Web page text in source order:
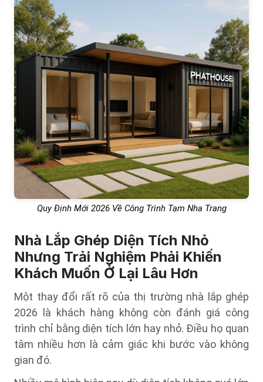
Quy Định Mới 2026 Về Công Trình Tạm Nha Trang
Nhà Lắp Ghép Diện Tích Nhỏ
Nhưng Trải Nghiệm Phải Khiến
Khách Muốn Ở Lại Lâu Hơn
Một thay đổi rất rõ của thị trường nhà lắp ghép
2026 là khách hàng không còn đánh giá công
trình chỉ bằng diện tích lớn hay nhỏ. Điều họ quan
tâm nhiều hơn là cảm giác khi bước vào không
gian đó.